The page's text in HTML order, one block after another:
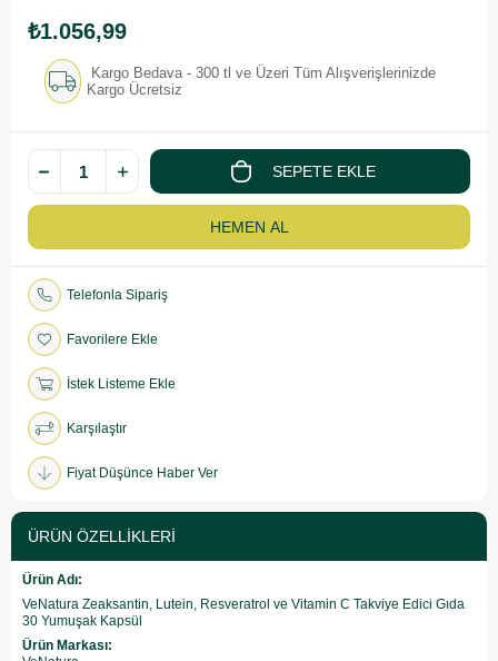
₺1.056,99
Kargo Bedava - 300 tl ve Üzeri Tüm Alışverişlerinizde
Kargo Ücretsiz
Telefonla Sipariş
Favorilere Ekle
İstek Listeme Ekle
Karşılaştır
Fiyat Düşünce Haber Ver
ÜRÜN ÖZELLIKLERI
Ürün Adı:
VeNatura Zeaksantin, Lutein, Resveratrol ve Vitamin C Takviye Edici Gıda
30 Yumuşak Kapsül
Ürün Markası: